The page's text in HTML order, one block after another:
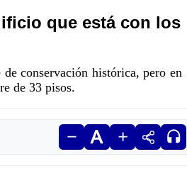
que está con los
conservación histórica, pero en
de 33 pisos.